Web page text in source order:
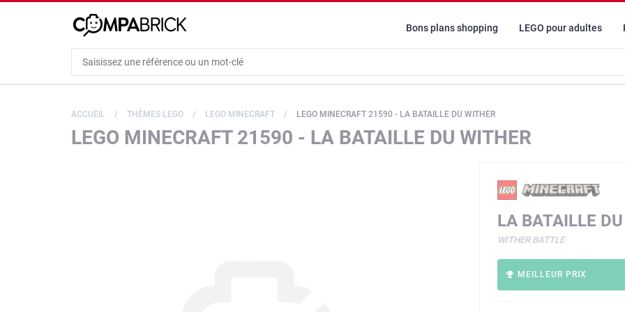
Bons plans shopping LEGO pour adultes
ACCUEIL THÈMES LEGO LEGO MINECRAFT LEGO MINECRAFT 21590 - LA BATAILLE DU WITHER
LEGO MINECRAFT 21590 - LA BATAILLE DU WITHER
LA BATAILLE
WITHER BATTLE
MEILLEUR PRIX